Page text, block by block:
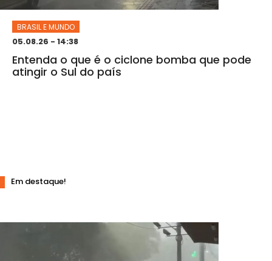
BRASIL E MUNDO
05.08.26 - 14:38
Entenda o que é o ciclone bomba que pode
atingir o Sul do país
Em destaque!